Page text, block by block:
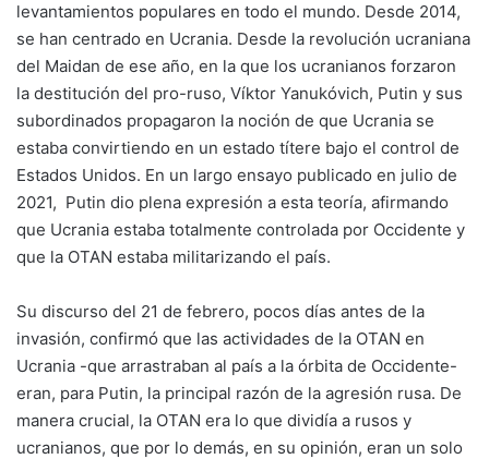
levantamientos populares en todo el mundo. Desde 2014,
se han centrado en Ucrania. Desde la revolución ucraniana
del Maidan de ese año, en la que los ucranianos forzaron
la destitución del pro-ruso, Víktor Yanukóvich, Putin y sus
subordinados propagaron la noción de que Ucrania se
estaba convirtiendo en un estado títere bajo el control de
Estados Unidos. En un largo ensayo publicado en julio de
2021, Putin dio plena expresión a esta teoría, afirmando
que Ucrania estaba totalmente controlada por Occidente y
que la OTAN estaba militarizando el país.
Su discurso del 21 de febrero, pocos días antes de la
invasión, confirmó que las actividades de la OTAN en
Ucrania -que arrastraban al país a la órbita de Occidente-
eran, para Putin, la principal razón de la agresión rusa. De
manera crucial, la OTAN era lo que dividía a rusos y
ucranianos, que por lo demás, en su opinión, eran un solo